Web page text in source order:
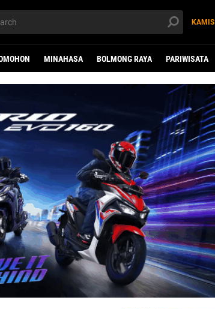
KAMIS
MINAHASA BOLMONG RAYA PARIWISATA